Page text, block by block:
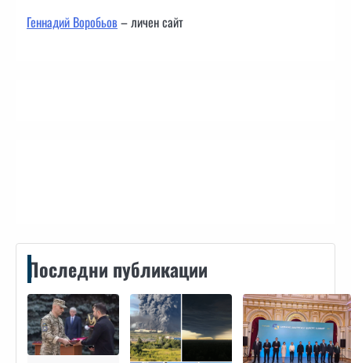
Геннадий Воробьов– личен сайт
Последни публикации